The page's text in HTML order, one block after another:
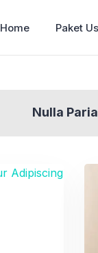
Home Paket
Nulla